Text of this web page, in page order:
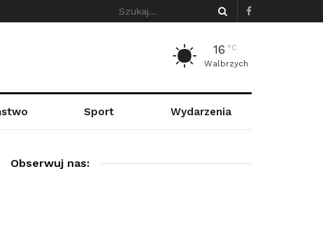
16 °C
Walbrzych
Sport Wydarzenia
Obserwuj nas: